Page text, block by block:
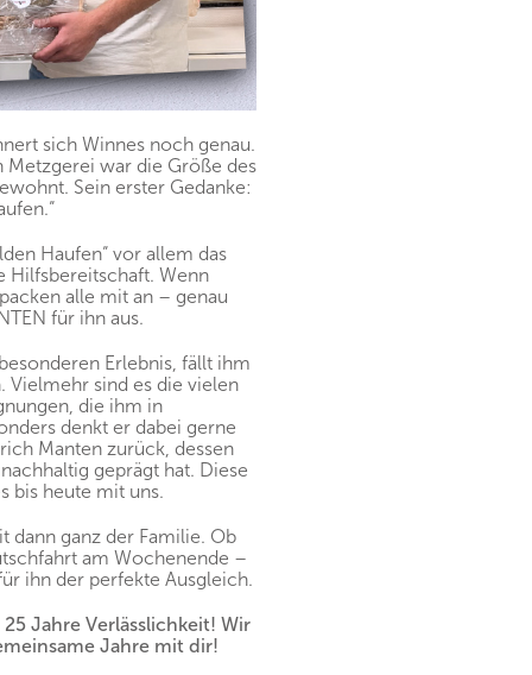
sich Winnes noch genau.
war die Größe des
Sein erster Gedanke:
Haufen“ vor allem das
Hilfsbereitschaft. Wenn
alle mit an – genau
für ihn aus.
Erlebnis, fällt ihm
sind es die vielen
die ihm in
denkt er dabei gerne
Manten zurück, dessen
geprägt hat. Diese
bis heute mit uns.
dann ganz der Familie. Ob
am Wochenende –
ihn der perfekte Ausgleich.
Jahre Verlässlichkeit! Wir
Jahre mit dir!